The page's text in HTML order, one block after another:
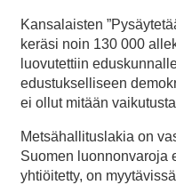
Kansalaisten
keräsi noin 130 000
luovutettiin
edustukselliseen
ei ollut mitään
Metsähallituslakia on
Suomen luonnonvaroja
yhtiöitetty, on